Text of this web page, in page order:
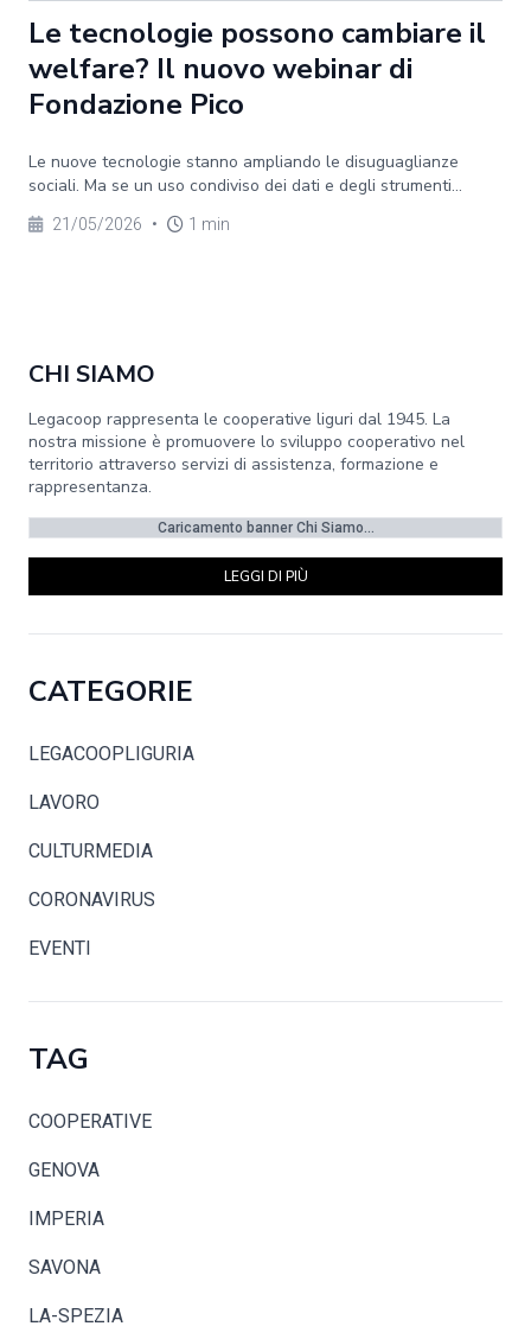
Le tecnologie possono cambiare il
welfare? Il nuovo webinar di
Fondazione Pico
Le nuove tecnologie stanno ampliando le disuguaglianze
sociali. Ma se un uso condiviso dei dati e degli strumenti...
21/05/2026 • 1 min
CHI SIAMO
Legacoop rappresenta le cooperative liguri dal 1945. La
nostra missione è promuovere lo sviluppo cooperativo nel
territorio attraverso servizi di assistenza, formazione e
rappresentanza.
Caricamento banner Chi Siamo...
LEGGI DI PIÙ
CATEGORIE
LEGACOOPLIGURIA
LAVORO
CULTURMEDIA
CORONAVIRUS
EVENTI
TAG
COOPERATIVE
GENOVA
IMPERIA
SAVONA
LA-SPEZIA